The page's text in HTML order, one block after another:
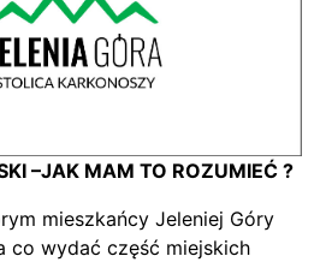
–JAK MAM TO ROZUMIEĆ ?
mieszkańcy Jeleniej Góry
co wydać część miejskich